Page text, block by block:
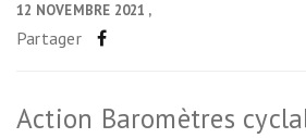
12 NOVEMBRE 2021
Partager
Action Baromètres